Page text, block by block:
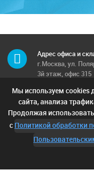
Адрес офиса и
г.Москва, ул.
3й этаж, офис 315
Телефон
8 (495) 662-71-12
8 (925) 249-00-15;
05;
Мы используем cookies
сайта, анализа
Продолжая
с Политикой обработки